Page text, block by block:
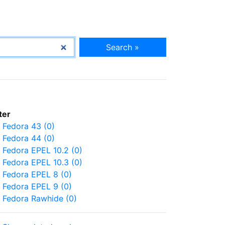
Search »
Fedora 43 (0)
Fedora 44 (0)
Fedora EPEL 10.2 (0)
Fedora EPEL 10.3 (0)
Fedora EPEL 8 (0)
Fedora EPEL 9 (0)
Fedora Rawhide (0)